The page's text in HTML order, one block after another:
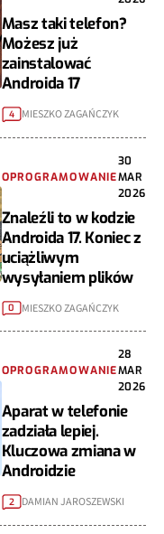
Masz taki telefon?
Możesz już
zainstalować
Androida 17
4 MIESZKO ZAGAŃCZYK
OPROGRAMOWANIE
30
MAR
2026
Znaleźli to w kodzie
Androida 17. Koniec z
uciążliwym
wysyłaniem plików
0 MIESZKO ZAGAŃCZYK
OPROGRAMOWANIE
28
MAR
2026
Aparat w telefonie
zadziała lepiej.
Kluczowa zmiana w
Androidzie
2 DAMIAN JAROSZEWSKI